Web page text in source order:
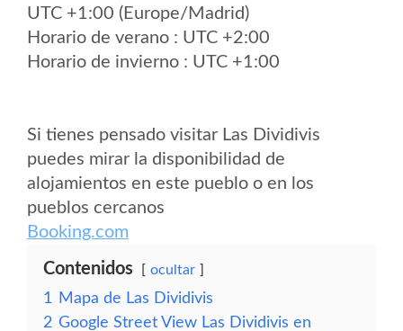
UTC +1:00 (Europe/Madrid)
Horario de verano : UTC +2:00
Horario de invierno : UTC +1:00
Si tienes pensado visitar Las Dividivis
puedes mirar la disponibilidad de
alojamientos en este pueblo o en los
pueblos cercanos
Booking.com
Contenidos ocultar
1
Mapa de Las Dividivis
2 Google Street View Las Dividivis en